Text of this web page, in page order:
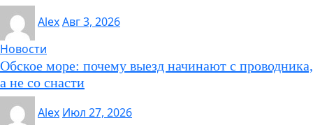
AlexАвг 3, 2026
Новости
Обское море: почему выезд начинают с проводника,
а не со снасти
Alex Июл 27, 2026